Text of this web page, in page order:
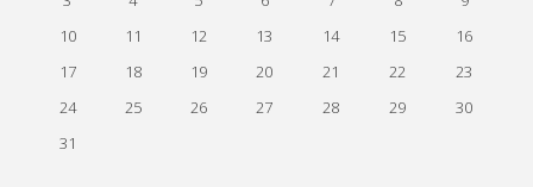
10
11 12 13 14 15
16
17
18 19 20 21 22
23
24
25 26 27 28 29
30
31